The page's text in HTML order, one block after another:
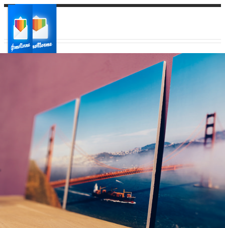
Ваш регион доставки
Выберите из списка: